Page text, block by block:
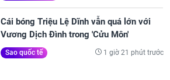
Cái bóng Triệu Lệ Dĩnh vẫn quá lớn với
Vương Dịch Đình trong 'Cửu Môn'
Sao quốc tế 1 giờ 21 phút trước